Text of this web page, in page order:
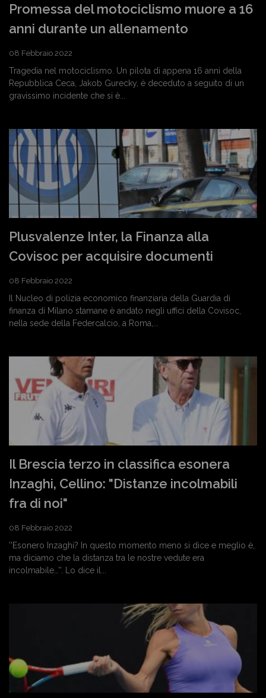
Promessa del motociclismo muore a 16
anni durante un allenamento
08 Febbraio 2022
Tragedia nel motociclismo. Un pilota di appena 16 anni della
Repubblica Ceca, Jakob Gurecky, è deceduto a seguito di un
gravissimo incidente che si è...
Plusvalenze Inter, la Finanza alla
Covisoc per acquisire documenti
08 Febbraio 2022
Il Nucleo di polizia economico finanziaria della Guardia di
finanza di Milano stamane è andato negli uffici della Covisoc,
nella sede della Federcalcio, a Roma,...
Il Brescia terzo in classifica esonera
Inzaghi, Cellino: "Distanze incolmabili
fra di noi"
08 Febbraio 2022
''Esonero Inzaghi? In questo momento meno si dice e meglio è,
ma diciamo che la distanza tra le nostre vedute era
incolmabile…''. Lo dice il...